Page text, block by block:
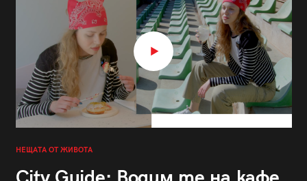
НЕЩАТА ОТ ЖИВОТА